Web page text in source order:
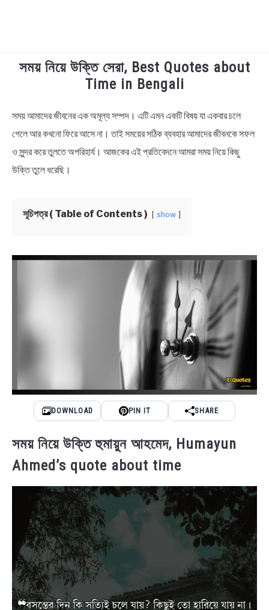
TECHNOLOGY
BIOGRAPHY
EDUCATIONAL
BENGALI NAMES
BENGALI STORIES
সময় নিয়ে উক্তি সেরা, Best Quotes about
Time in Bengali
in
Bengali
সময় আমাদের জীবনের এক অমূল্য সম্পদ। এটি এমন একটি বিষয় যা একবার চলে
গেলে আর কখনো ফিরে আসে না। তাই সময়ের সঠিক ব্যবহার আমাদের জীবনকে সফল
ও সুন্দর করে তুলতে অপরিহার্য। আজকের এই প্রতিবেদনে আমরা সময় নিয়ে কিছু
উক্তি তুলে ধরেছি।
সূচিপত্র ( Table of Contents ) show
DOWNLOAD PIN IT SHARE
সময় নিয়ে উক্তি হুমায়ুন আহমেদ, Humayun
Ahmed’s quote about time